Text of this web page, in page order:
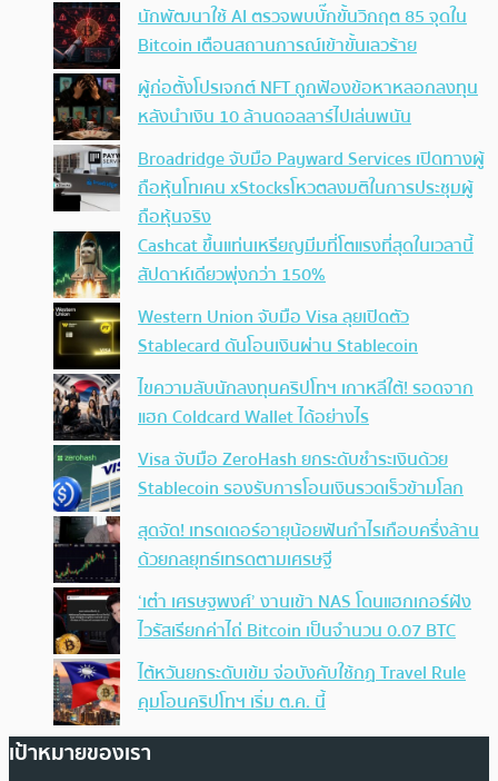
นักพัฒนาใช้ AI ตรวจพบบั๊กขั้นวิกฤต 85 จุดใน
Bitcoin เตือนสถานการณ์เข้าขั้นเลวร้าย
ผู้ก่อตั้งโปรเจกต์ NFT ถูกฟ้องข้อหาหลอกลงทุน
หลังนำเงิน 10 ล้านดอลลาร์ไปเล่นพนัน
Broadridge จับมือ Payward Services เปิดทางผู้
ถือหุ้นโทเคน xStocksโหวตลงมติในการประชุมผู้
ถือหุ้นจริง
Cashcat ขึ้นแท่นเหรียญมีมที่โตแรงที่สุดในเวลานี้
สัปดาห์เดียวพุ่งกว่า 150%
Western Union จับมือ Visa ลุยเปิดตัว
Stablecard ดันโอนเงินผ่าน Stablecoin
ไขความลับนักลงทุนคริปโทฯ เกาหลีใต้! รอดจาก
แฮก Coldcard Wallet ได้อย่างไร
Visa จับมือ ZeroHash ยกระดับชำระเงินด้วย
Stablecoin รองรับการโอนเงินรวดเร็วข้ามโลก
สุดจัด! เทรดเดอร์อายุน้อยฟันกำไรเกือบครึ่งล้าน
ด้วยกลยุทธ์เทรดตามเศรษฐี
‘เต๋า เศรษฐพงศ์’ งานเข้า NAS โดนแฮกเกอร์ฝัง
ไวรัสเรียกค่าไถ่ Bitcoin เป็นจำนวน 0.07 BTC
ไต้หวันยกระดับเข้ม จ่อบังคับใช้กฏ Travel Rule
คุมโอนคริปโทฯ เริ่ม ต.ค. นี้
เป้าหมายของเรา